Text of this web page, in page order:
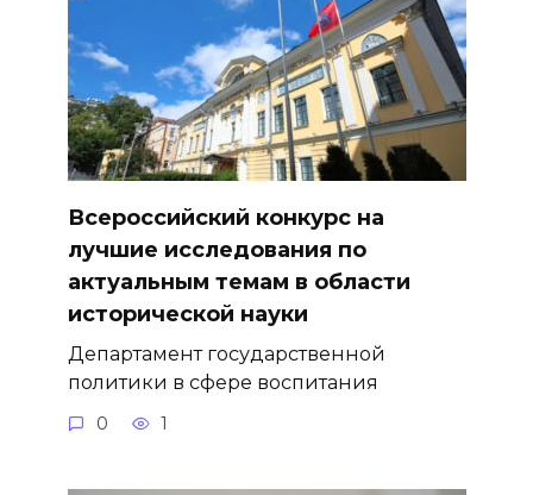
Всероссийский конкурс на
лучшие исследования по
актуальным темам в области
исторической науки
Департамент государственной
политики в сфере воспитания
0 1